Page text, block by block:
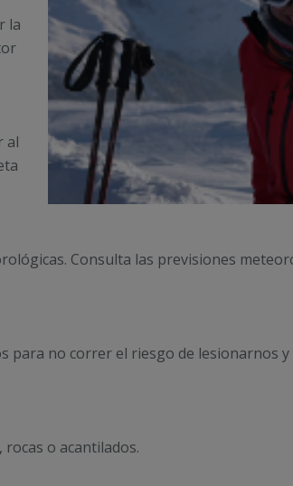
la
al
Consulta las previsiones
para no correr el riesgo de lesionarnos
o acantilados.